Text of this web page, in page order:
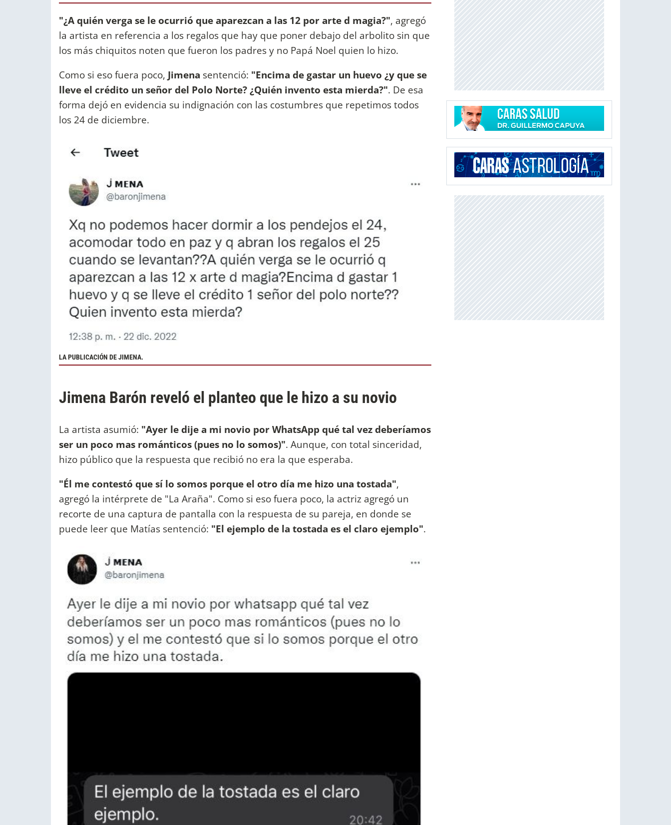
"¿A quién verga se le ocurrió que aparezcan a las 12 por arte d magia?", agregó
la artista en referencia a los regalos que hay que poner debajo del arbolito sin que
los más chiquitos noten que fueron los padres y no Papá Noel quien lo hizo.
Como si eso fuera poco, Jimena sentenció: "Encima de gastar un huevo ¿y que se
lleve el crédito un señor del Polo Norte? ¿Quién invento esta mierda?". De esa
forma dejó en evidencia su indignación con las costumbres que repetimos todos
los 24 de diciembre.
LA PUBLICACIÓN DE JIMENA.
Jimena Barón reveló el planteo que le hizo a su novio
La artista asumió: "Ayer le dije a mi novio por WhatsApp qué tal vez deberíamos
ser un poco mas románticos (pues no lo somos)". Aunque, con total sinceridad,
hizo público que la respuesta que recibió no era la que esperaba.
"Él me contestó que sí lo somos porque el otro día me hizo una tostada",
agregó la intérprete de "La Araña". Como si eso fuera poco, la actriz agregó un
recorte de una captura de pantalla con la respuesta de su pareja, en donde se
puede leer que Matías sentenció: "El ejemplo de la tostada es el claro ejemplo".